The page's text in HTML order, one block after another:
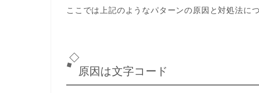
ここでは上記のようなパターンの原因と対処法に
原因は文字コード